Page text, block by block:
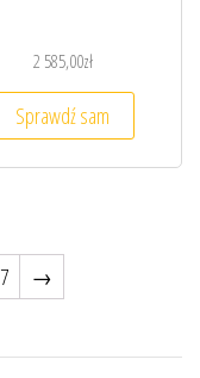
2 585,00zł
Sprawdź sam
7 →